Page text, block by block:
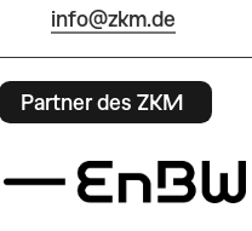
info@zkm.de
Partner des ZKM